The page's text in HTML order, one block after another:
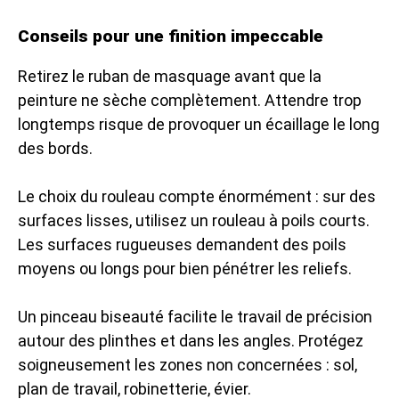
Conseils pour une finition impeccable
Retirez le ruban de masquage avant que la
peinture ne sèche complètement. Attendre trop
longtemps risque de provoquer un écaillage le long
des bords.
Le choix du rouleau compte énormément : sur des
surfaces lisses, utilisez un rouleau à poils courts.
Les surfaces rugueuses demandent des poils
moyens ou longs pour bien pénétrer les reliefs.
Un pinceau biseauté facilite le travail de précision
autour des plinthes et dans les angles. Protégez
soigneusement les zones non concernées : sol,
plan de travail, robinetterie, évier.